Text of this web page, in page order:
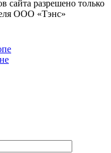
сайта разрешено только
ООО «Тэнс»